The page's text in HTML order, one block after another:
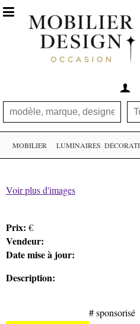


MOBILIER LUMINAIRES
Voir plus d'images
Prix: €
Vendeur:
Date mise à jour:
Description:
# sponsorisé